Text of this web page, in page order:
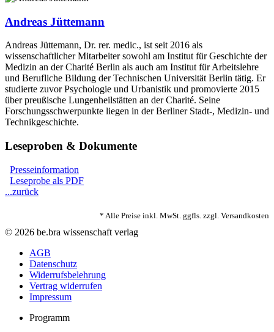
Andreas Jüttemann
Andreas Jüttemann, Dr. rer. medic., ist seit 2016 als
wissenschaftlicher Mitarbeiter sowohl am Institut für Geschichte der
Medizin an der Charité Berlin als auch am Institut für Arbeitslehre
und Berufliche Bildung der Technischen Universität Berlin tätig. Er
studierte zuvor Psychologie und Urbanistik und promovierte 2015
über preußische Lungenheilstätten an der Charité. Seine
Forschungsschwerpunkte liegen in der Berliner Stadt-, Medizin- und
Technikgeschichte.
Leseproben & Dokumente
Presseinformation
Leseprobe als PDF
...zurück
* Alle Preise inkl. MwSt. ggfls. zzgl. Versandkosten
© 2026 be.bra wissenschaft verlag
AGB
Datenschutz
Widerrufsbelehrung
Vertrag widerrufen
Impressum
Programm